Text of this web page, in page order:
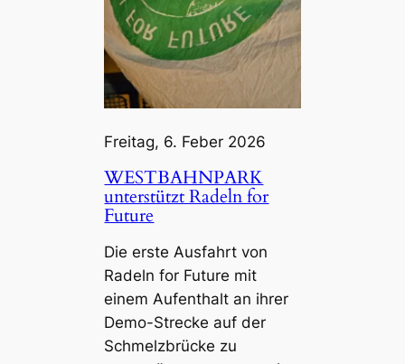
Freitag, 6. Feber 2026
WESTBAHNPARK
unterstützt Radeln for
Future
Die erste Ausfahrt von
Radeln for Future mit
einem Aufenthalt an ihrer
Demo-Strecke auf der
Schmelzbrücke zu